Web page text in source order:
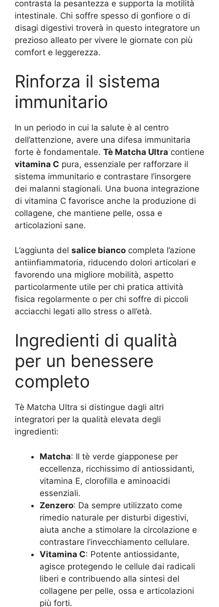
contrasta la pesantezza e supporta la motilità
intestinale. Chi soffre spesso di gonfiore o di
disagi digestivi troverà in questo integratore un
prezioso alleato per vivere le giornate con più
comfort e leggerezza.
Rinforza il sistema
immunitario
In un periodo in cui la salute è al centro
dell’attenzione, avere una difesa immunitaria
forte è fondamentale. Tè Matcha Ultra contiene
vitamina C pura, essenziale per rafforzare il
sistema immunitario e contrastare l’insorgere
dei malanni stagionali. Una buona integrazione
di vitamina C favorisce anche la produzione di
collagene, che mantiene pelle, ossa e
articolazioni sane.
L’aggiunta del salice bianco completa l’azione
antiinfiammatoria, riducendo dolori articolari e
favorendo una migliore mobilità, aspetto
particolarmente utile per chi pratica attività
fisica regolarmente o per chi soffre di piccoli
acciacchi legati allo stress o all’età.
Ingredienti di qualità
per un benessere
completo
Tè Matcha Ultra si distingue dagli altri
integratori per la qualità elevata degli
ingredienti:
Matcha: Il tè verde giapponese per
eccellenza, ricchissimo di antiossidanti,
vitamina E, clorofilla e aminoacidi
essenziali.
Zenzero: Da sempre utilizzato come
rimedio naturale per disturbi digestivi,
aiuta anche a stimolare la circolazione e
contrastare l’invecchiamento cellulare.
Vitamina C: Potente antiossidante,
agisce protegendo le cellule dai radicali
liberi e contribuendo alla sintesi del
collagene per pelle, ossa e articolazioni
più forti.